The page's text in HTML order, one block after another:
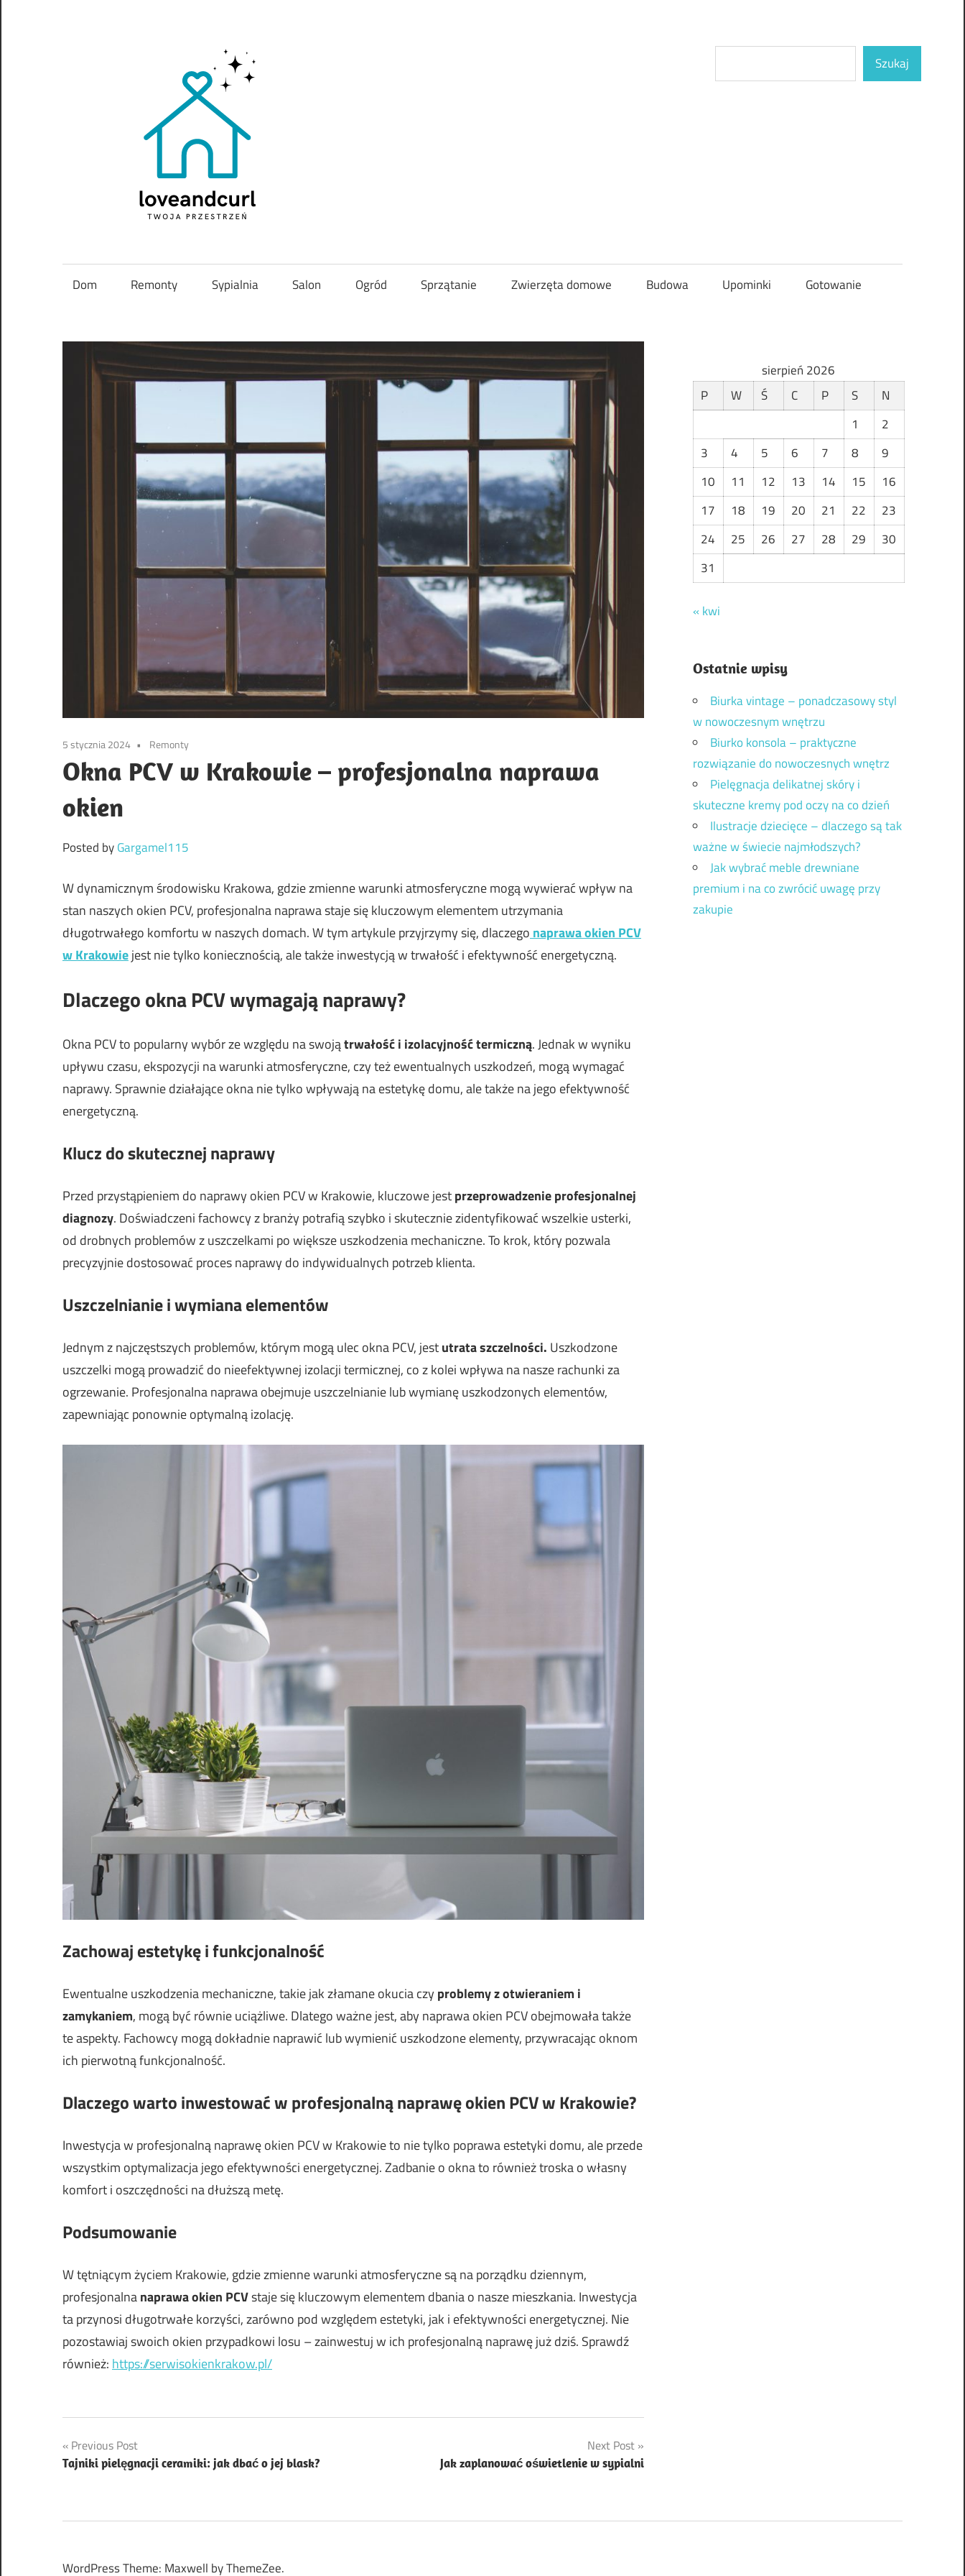
Szukaj
Dom Remonty Sypialnia Salon Ogród Sprzątanie Zwierzęta domowe Budowa Upominki Gotowanie
5 stycznia 2024 Remonty
Okna PCV w Krakowie – profesjonalna naprawa
okien
Posted byGargamel115
W dynamicznym środowisku Krakowa, gdzie zmienne warunki atmosferyczne mogą wywierać wpływ na
stan naszych okien PCV, profesjonalna naprawa staje się kluczowym elementem utrzymania
długotrwałego komfortu w naszych domach. W tym artykule przyjrzymy się, dlaczego naprawa okien PCV
w Krakowiejest nie tylko koniecznością, ale także inwestycją w trwałość i efektywność energetyczną.
Dlaczego okna PCV wymagają naprawy?
Okna PCV to popularny wybór ze względu na swojątrwałość i izolacyjność termiczną. Jednak w wyniku
upływu czasu, ekspozycji na warunki atmosferyczne, czy też ewentualnych uszkodzeń, mogą wymagać
naprawy. Sprawnie działające okna nie tylko wpływają na estetykę domu, ale także na jego efektywność
energetyczną.
Klucz do skutecznej naprawy
Przed przystąpieniem do naprawy okien PCV w Krakowie, kluczowe jestprzeprowadzenie profesjonalnej
diagnozy. Doświadczeni fachowcy z branży potrafią szybko i skutecznie zidentyfikować wszelkie usterki,
od drobnych problemów z uszczelkami po większe uszkodzenia mechaniczne. To krok, który pozwala
precyzyjnie dostosować proces naprawy do indywidualnych potrzeb klienta.
Uszczelnianie i wymiana elementów
Jednym z najczęstszych problemów, którym mogą ulec okna PCV, jestutrata szczelności. Uszkodzone
uszczelki mogą prowadzić do nieefektywnej izolacji termicznej, co z kolei wpływa na nasze rachunki za
ogrzewanie. Profesjonalna naprawa obejmuje uszczelnianie lub wymianę uszkodzonych elementów,
zapewniając ponownie optymalną izolację.
Zachowaj estetykę i funkcjonalność
Ewentualne uszkodzenia mechaniczne, takie jak złamane okucia czyproblemy z otwieraniem i
zamykaniem, mogą być równie uciążliwe. Dlatego ważne jest, aby naprawa okien PCV obejmowała także
te aspekty. Fachowcy mogą dokładnie naprawić lub wymienić uszkodzone elementy, przywracając oknom
ich pierwotną funkcjonalność.
Dlaczego warto inwestować w profesjonalną naprawę okien PCV w Krakowie?
Inwestycja w profesjonalną naprawę okien PCV w Krakowie to nie tylko poprawa estetyki domu, ale przede
wszystkim optymalizacja jego efektywności energetycznej. Zadbanie o okna to również troska o własny
komfort i oszczędności na dłuższą metę.
Podsumowanie
W tętniącym życiem Krakowie, gdzie zmienne warunki atmosferyczne są na porządku dziennym,
profesjonalnanaprawa okien PCVstaje się kluczowym elementem dbania o nasze mieszkania. Inwestycja
ta przynosi długotrwałe korzyści, zarówno pod względem estetyki, jak i efektywności energetycznej. Nie
pozostawiaj swoich okien przypadkowi losu – zainwestuj w ich profesjonalną naprawę już dziś. Sprawdź
również: https://serwisokienkrakow.pl/
Nawigacja
wpisu
Previous Post
Tajniki pielęgnacji ceramiki: jak dbać o jej blask?
Next Post
Jak zaplanować oświetlenie w sypialni
sierpień 2026
P
W Ś C P S
N
1
2
3
4 5 6 7 8
9
10
11 12 13 14 15
16
17
18 19 20 21 22
23
24
25 26 27 28 29
30
31
« kwi
Ostatnie wpisy
Biurka vintage – ponadczasowy styl
w nowoczesnym wnętrzu
Biurko konsola – praktyczne
rozwiązanie do nowoczesnych wnętrz
Pielęgnacja delikatnej skóry i
skuteczne kremy pod oczy na co dzień
Ilustracje dziecięce – dlaczego są tak
ważne w świecie najmłodszych?
Jak wybrać meble drewniane
premium i na co zwrócić uwagę przy
zakupie
WordPress Theme: Maxwell by ThemeZee.